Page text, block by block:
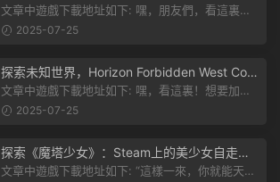
飛升》v38.9中文版全新升級！
文章中遊戲下載地址如下: 嘿，朋友們，看這裏！
《方舟：生存飛升》這個遊戲超火...
2025-07-25
探索未知世界，Horizon Forbidden West Com
plete Edition正式發布！
文章中遊戲下載地址如下: 嘿，看這裏！想要加入
遊戲資源分享群，就點文章最後那...
2025-07-25
探索《魔塔少女》：Steam上的美少女自走
棋，戰鬥與策略的雙重盛宴！
文章中遊戲下載地址如下: “這樣一來，你就能天天